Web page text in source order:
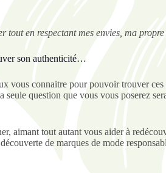
tout en respectant mes envies, ma
son authenticité…
vous connaitre pour pouvoir trouver
question que vous vous poserez
aimant tout autant vous aider à
de marques de mode